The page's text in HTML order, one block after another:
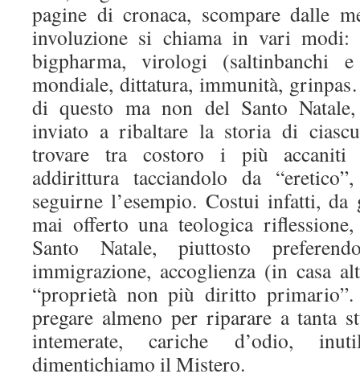
pagine di cronaca, scompare dalle
involuzione si chiama in vari modi:
bigpharma, virologi (saltinbanchi
mondiale, dittatura, immunità,
di questo ma non del Santo Natale,
inviato a ribaltare la storia di
trovare tra costoro i più
addirittura tacciandolo da
seguirne l’esempio. Costui infatti,
mai offerto una teologica
Santo Natale, piuttosto
immigrazione, accoglienza (in casa
“proprietà non più diritto
pregare almeno per riparare a tanta
intemerate, cariche d’odio,
dimentichiamo il Mistero.